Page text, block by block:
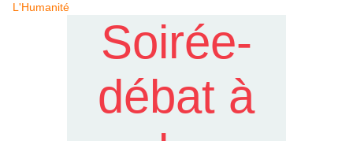
L'Humanité
Soirée-
débat à